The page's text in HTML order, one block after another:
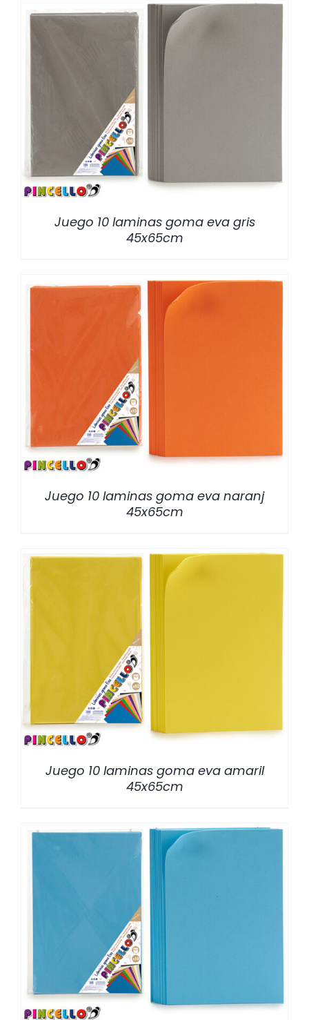
Juego 10 laminas goma eva gris
45x65cm
Juego 10 laminas goma eva naranj
45x65cm
/
Juego 10 laminas goma eva amaril
45x65cm